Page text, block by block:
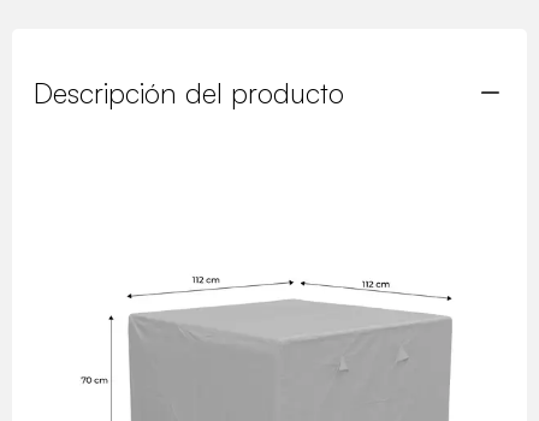
Descripción del producto